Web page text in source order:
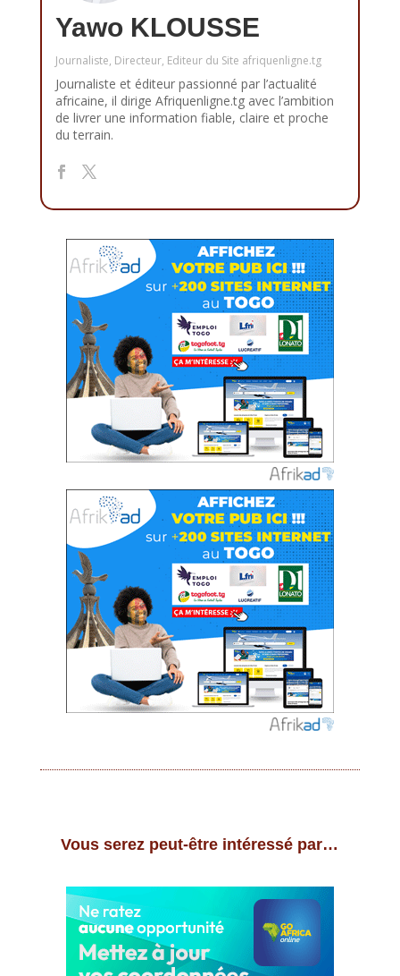
Yawo KLOUSSE
Journaliste, Directeur, Editeur du Site afriquenligne.tg
Journaliste et éditeur passionné par l’actualité
africaine, il dirige Afriquenligne.tg avec l’ambition
de livrer une information fiable, claire et proche
du terrain.
Vous serez peut-être intéressé par…